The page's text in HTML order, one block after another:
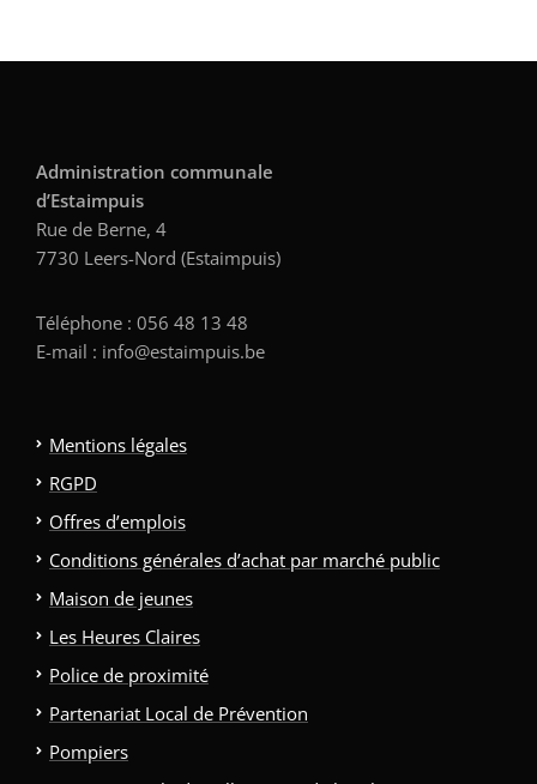
Administration communale
d’Estaimpuis
Rue de Berne, 4
7730 Leers-Nord (Estaimpuis)
Téléphone : 056 48 13 48
E-mail : info@estaimpuis.be
Mentions légales
RGPD
Offres d’emplois
Conditions générales d’achat par marché public
Maison de jeunes
Les Heures Claires
Police de proximité
Partenariat Local de Prévention
Pompiers